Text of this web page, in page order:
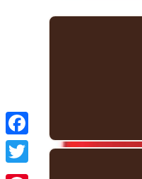
Facebook
Twitter